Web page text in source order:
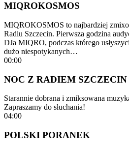
MIQROKOSMOS
MIQROKOSMOS to najbardziej
Radiu Szczecin. Pierwsza godzina
DJa MIQRO, podczas którego
dużo niespotykanych…
00:00
NOC Z RADIEM SZCZECIN
Starannie dobrana i zmiksowana
Zapraszamy do słuchania!
04:00
POLSKI PORANEK